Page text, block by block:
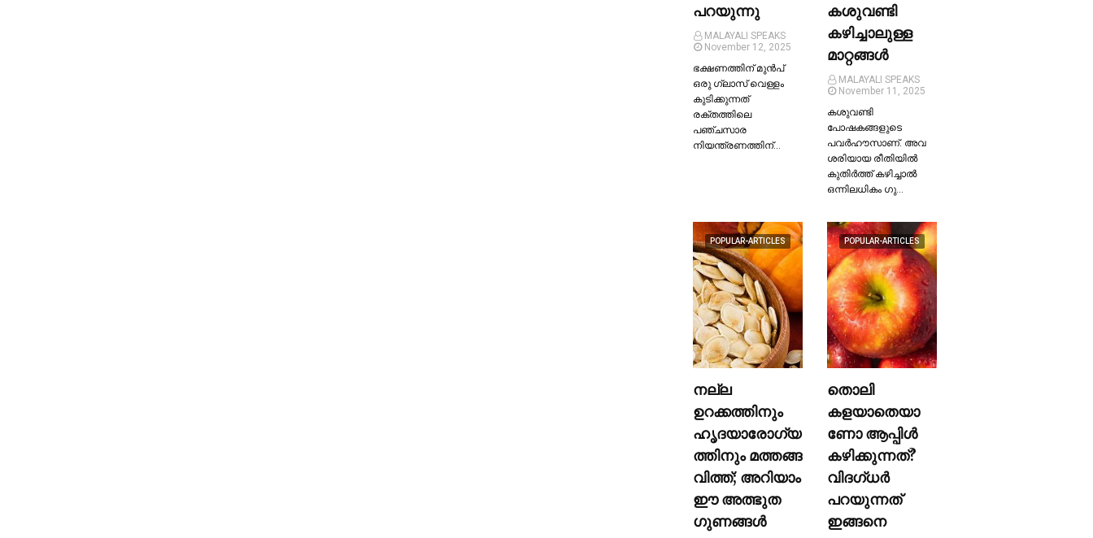
പറയുന്നു
MALAYALI SPEAKS
November 12, 2025
ഭക്ഷണത്തിന് മുന്‍പ്
ഒരു ഗ്ലാസ് വെള്ളം
കുടിക്കുന്നത്
രക്തത്തിലെ
പഞ്ചസാര
നിയന്ത്രണത്തിന്…
കശുവണ്ടി
കഴിച്ചാലുള്ള
മാറ്റങ്ങള്‍
MALAYALI SPEAKS
November 11, 2025
കശുവണ്ടി
പോഷകങ്ങളുടെ
പവർഹൗസാണ്. അവ
ശരിയായ രീതിയില്‍
കുതിർത്ത് കഴിച്ചാല്‍
ഒന്നിലധികം ഗു…
POPULAR-ARTICLES
നല്ല
ഉറക്കത്തിനും
ഹൃദയാരോഗ്യ
ത്തിനും മത്തങ്ങ
വിത്ത്; അറിയാം
ഈ അത്ഭുത
ഗുണങ്ങള്‍
POPULAR-ARTICLES
തൊലി
കളയാതെയാ
ണോ ആപ്പിള്‍
കഴിക്കുന്നത്?
വിദഗ്ധര്‍
പറയുന്നത്
ഇങ്ങനെ